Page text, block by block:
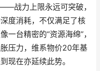
战力上限永远可突破，
度消耗，不仅满足了核
一台精密的“资源海绵”，
压力，维系物价20年基
现在亦延续此势。